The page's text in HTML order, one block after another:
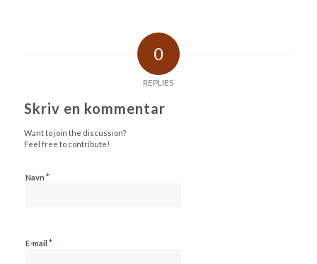
0
REPLIES
Skriv en kommentar
Want to join the discussion?
Feel free to contribute!
Navn *
E-mail *